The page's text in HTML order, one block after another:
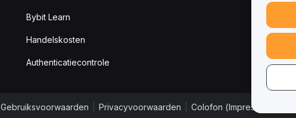
Bybit Learn
Handelskosten
Authenticatiecontrole
Gebruiksvoorwaarden Privacyvoorwaarden Colofon (Impressum)